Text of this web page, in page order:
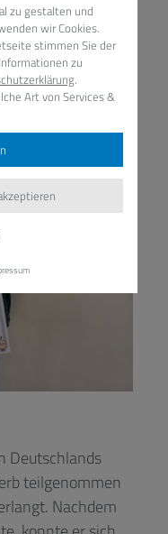
Deutschlands
teilgenommen
Nachdem
zu gestalten und
wir Cookies.
stimmen Sie der
zu
.
Art von Services &